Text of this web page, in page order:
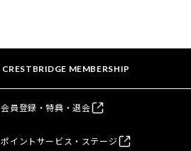
CRESTBRIDGE MEMBERSHIP
会員登録・特典・退会
ポイントサービス・ステージ